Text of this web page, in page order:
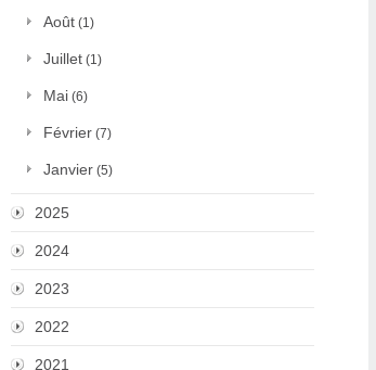
Août (1)
Juillet (1)
Mai (6)
Février (7)
Janvier (5)
2025
2024
2023
2022
2021